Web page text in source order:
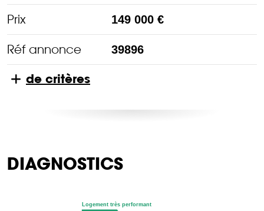
Prix 149 000 €
Réf annonce 39896
de critères
DIAGNOSTICS
Logement très performant